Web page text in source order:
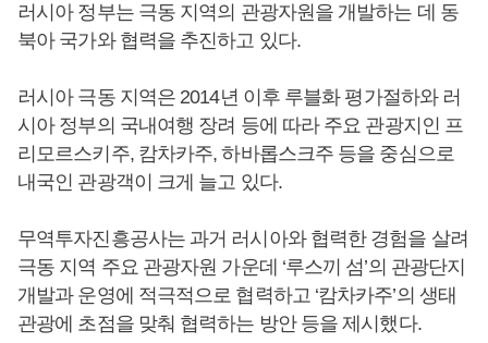
러시아 정부는 극동 지역의 관광자원을 개발하는 데 동
북아 국가와 협력을 추진하고 있다.
러시아 극동 지역은 2014년 이후 루블화 평가절하와 러
시아 정부의 국내여행 장려 등에 따라 주요 관광지인 프
리모르스키주, 캄차카주, 하바롭스크주 등을 중심으로
내국인 관광객이 크게 늘고 있다.
무역투자진흥공사는 과거 러시아와 협력한 경험을 살려
극동 지역 주요 관광자원 가운데 ‘루스끼 섬’의 관광단지
개발과 운영에 적극적으로 협력하고 ‘캄차카주’의 생태
관광에 초점을 맞춰 협력하는 방안 등을 제시했다.